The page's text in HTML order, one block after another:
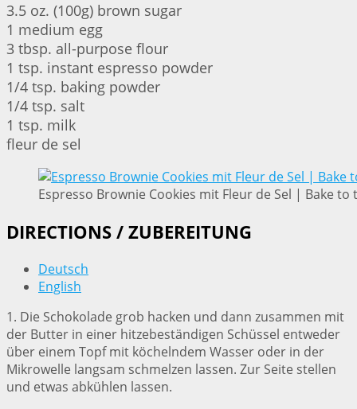
3.5 oz. (100g) brown sugar
1 medium egg
3 tbsp. all-purpose flour
1 tsp. instant espresso powder
1/4 tsp. baking powder
1/4 tsp. salt
1 tsp. milk
fleur de sel
Espresso Brownie Cookies mit Fleur de Sel | Bake
DIRECTIONS / ZUBEREITUNG
Deutsch
English
1. Die Schokolade grob hacken und dann zusammen mit
der Butter in einer hitzebeständigen Schüssel entweder
über einem Topf mit köchelndem Wasser oder in der
Mikrowelle langsam schmelzen lassen. Zur Seite stellen
und etwas abkühlen lassen.